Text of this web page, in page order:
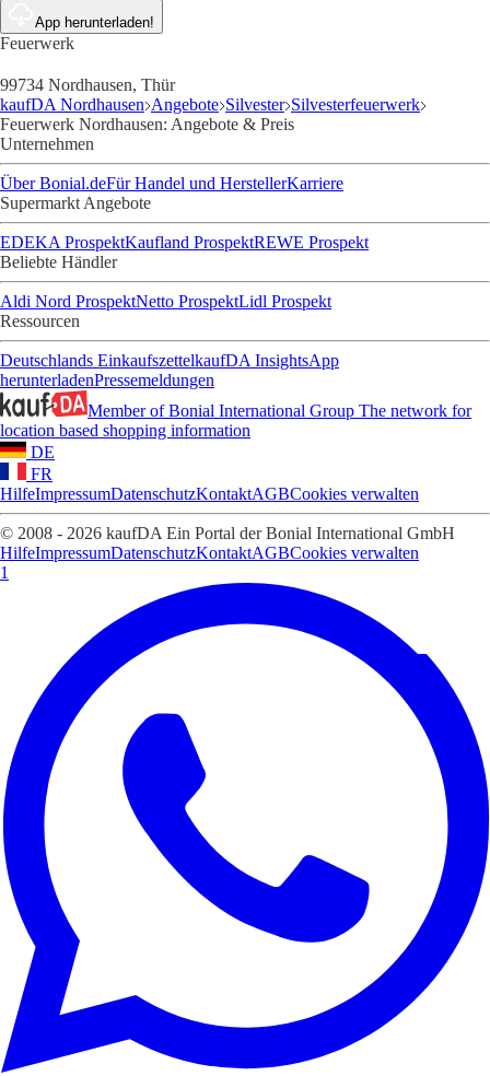
App herunterladen!
Feuerwerk
99734 Nordhausen, Thür
kaufDA Nordhausen Angebote Silvester Silvesterfeuerwerk
Feuerwerk Nordhausen: Angebote & Preis
Unternehmen
Über Bonial.deFür Handel und HerstellerKarriere
Supermarkt Angebote
EDEKA ProspektKaufland ProspektREWE Prospekt
Beliebte Händler
Aldi Nord ProspektNetto ProspektLidl Prospekt
Ressourcen
Deutschlands EinkaufszettelkaufDA InsightsApp
herunterladenPressemeldungen
Member of Bonial International Group The network for
location based shopping information
DE
FR
HilfeImpressumDatenschutzKontaktAGBCookies verwalten
© 2008 - 2026 kaufDA Ein Portal der Bonial International GmbH
HilfeImpressumDatenschutzKontaktAGBCookies verwalten
1